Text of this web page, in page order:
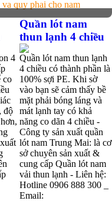
và nữ 2017
lót nam giá sỉ
đúng cách
sốt hè 2017
dụng hiện nay
4
co
độ
Quần lót nam
thun lạnh 4 chiều
Quần lót nam thun lạnh
4 chiều có thành phần là
100% sợi PE. Khi sờ
vào bạn sẽ cảm thấy bề
mặt phải bóng láng và
mát lạnh tay có khả
năng co dãn 4 chiều -
Công ty sản xuất quần
lót nam Trung Mai: là cơ
sở chuyên sản xuất &
cung cấp Quần lót nam
vải thun lạnh - Liên hệ:
Hotline 0906 888 300 _
Email: